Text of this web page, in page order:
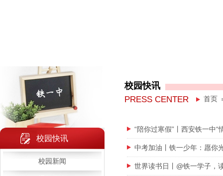
校园快讯
校园新闻
校园快讯
PRESS CENTER 首页
“陪你过寒假”丨西安铁一中
中考加油丨铁一少年：愿你
世界读书日丨@铁一学子，